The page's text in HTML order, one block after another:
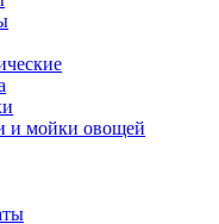
и мойки овощей